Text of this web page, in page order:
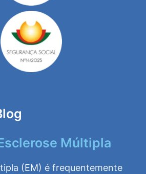
Múltipla
(EM) é frequentemente